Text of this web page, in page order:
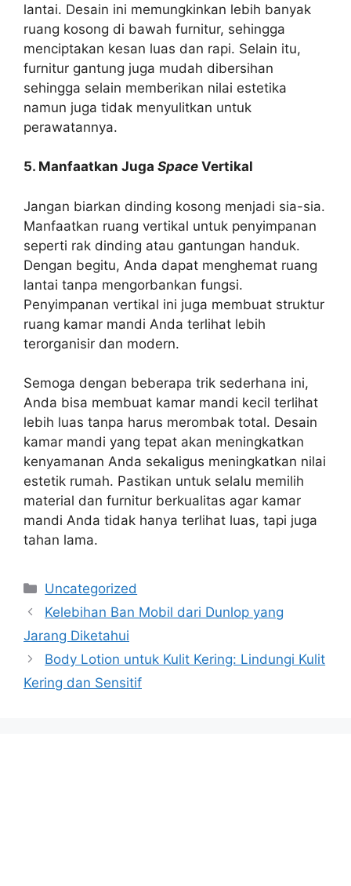
lantai. Desain ini memungkinkan lebih banyak
ruang kosong di bawah furnitur, sehingga
menciptakan kesan luas dan rapi. Selain itu,
furnitur gantung juga mudah dibersihan
sehingga selain memberikan nilai estetika
namun juga tidak menyulitkan untuk
perawatannya.
5. Manfaatkan Juga Space Vertikal
Jangan biarkan dinding kosong menjadi sia-sia.
Manfaatkan ruang vertikal untuk penyimpanan
seperti rak dinding atau gantungan handuk.
Dengan begitu, Anda dapat menghemat ruang
lantai tanpa mengorbankan fungsi.
Penyimpanan vertikal ini juga membuat struktur
ruang kamar mandi Anda terlihat lebih
terorganisir dan modern.
Semoga dengan beberapa trik sederhana ini,
Anda bisa membuat kamar mandi kecil terlihat
lebih luas tanpa harus merombak total. Desain
kamar mandi yang tepat akan meningkatkan
kenyamanan Anda sekaligus meningkatkan nilai
estetik rumah. Pastikan untuk selalu memilih
material dan furnitur berkualitas agar kamar
mandi Anda tidak hanya terlihat luas, tapi juga
tahan lama.
Categories
Uncategorized
Kelebihan Ban Mobil dari Dunlop yang
Jarang Diketahui
Body Lotion untuk Kulit Kering: Lindungi Kulit
Kering dan Sensitif